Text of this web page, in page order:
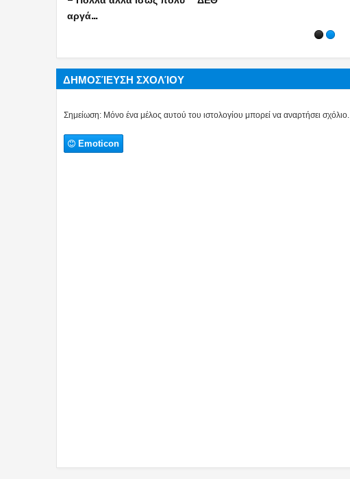
εκλογών
ΔΗΜΟΣΊΕΥΣΗ ΣΧΟΛΊΟΥ
Σημείωση: Μόνο ένα μέλος αυτού του ιστολογίου μπορεί να αναρτήσει σχόλιο.
Emoticon